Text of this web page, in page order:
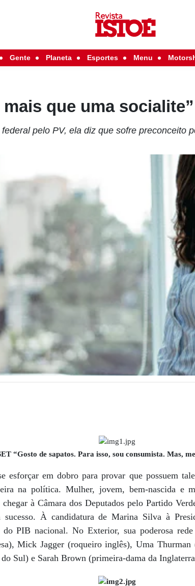
Gente Planeta Esportes Menu
que uma socialite”
pelo PV, ela diz que sofre preconceito
“Gosto de sapatos. Para isso, sou consumista. Mas,
esforçar em dobro para provar que possuem
na política. Mulher, jovem, bem-nascida e
à Câmara dos Deputados pelo Partido
À candidatura de Marina Silva à
do PIB nacional. No Exterior, sua poderosa
Mick Jagger (roqueiro inglês), Uma Thurman
Sul) e Sarah Brown (primeira-dama da